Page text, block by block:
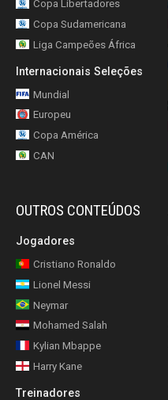
Copa Libertadores
Copa Sudamericana
Liga Campeões África
Internacionais Seleções
Mundial
Europeu
Copa América
CAN
OUTROS CONTEÚDOS
Jogadores
Cristiano Ronaldo
Lionel Messi
Neymar
Mohamed Salah
Kylian Mbappe
Harry Kane
Treinadores